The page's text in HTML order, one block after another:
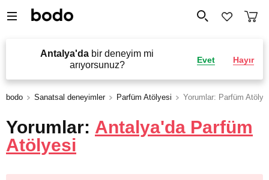
Antalya'da bir deneyim mi
arıyorsunuz?
Evet Hayır
bodo Sanatsal deneyimler Parfüm Atölyesi Yorumlar: Parfüm
Yorumlar: Antalya'da Parfüm
Atölyesi